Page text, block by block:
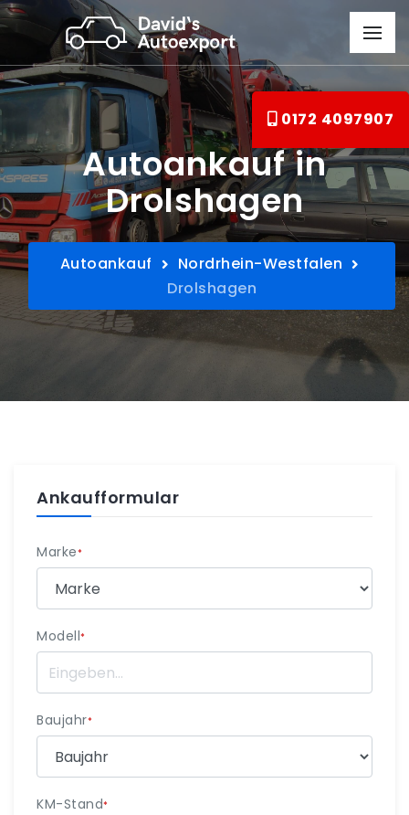
0172 4097907
Autoankauf in
Drolshagen
Autoankauf
Nordrhein-Westfalen
Drolshagen
Ankaufformular
Marke*
Modell*
Baujahr*
KM-Stand*